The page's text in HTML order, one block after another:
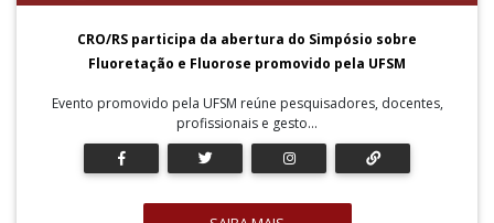
CRO/RS participa da abertura do Simpósio sobre
Fluoretação e Fluorose promovido pela UFSM
Evento promovido pela UFSM reúne pesquisadores, docentes,
profissionais e gesto...